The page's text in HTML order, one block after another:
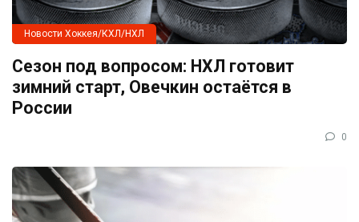
Новости Хоккея/КХЛ/НХЛ
Сезон под вопросом: НХЛ готовит
зимний старт, Овечкин остаётся в
России
0